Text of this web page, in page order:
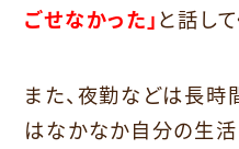
ごせなかった」と話して
また、夜勤などは長時
はなかなか自分の生活